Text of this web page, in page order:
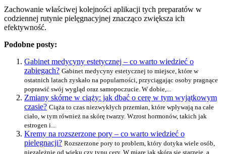
Zachowanie właściwej kolejności aplikacji tych preparatów w
codziennej rutynie pielęgnacyjnej znacząco zwiększa ich
efektywność.
Podobne posty:
Gabinet medycyny estetycznej – co warto wiedzieć o
zabiegach? Gabinet medycyny estetycznej to miejsce, które w
ostatnich latach zyskało na popularności, przyciągając osoby pragnące
poprawić swój wygląd oraz samopoczucie. W dobie,...
Zmiany skórne w ciąży: jak dbać o cerę w tym wyjątkowym
czasie? Ciąża to czas niezwykłych przemian, które wpływają na całe
ciało, w tym również na skórę twarzy. Wzrost hormonów, takich jak
estrogen i...
Kremy na rozszerzone pory – co warto wiedzieć o
pielęgnacji? Rozszerzone pory to problem, który dotyka wiele osób,
niezależnie od wieku czy typu cery. W miarę jak skóra się starzeje, a